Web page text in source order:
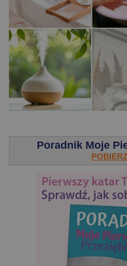
Poradnik Moje